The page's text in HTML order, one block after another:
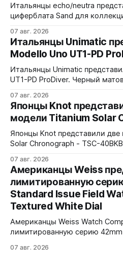
Итальянцы echo/neutra
циферблата Sand для
контрастирует с тёмным
керамики и титана Grade 2.
куполом, завинчивающаяся
водозащита 100 метров. Ремешки на выбор - чёрный
текстильный, чёрный
07 авг. 2026
Итальянцы Unimatic
Modello Uno UT1-PD
Итальянцы Unimatic
UT1-PD ProDiver. Черный матовый циферблат, безель с
стекло 2,5 мм с антибликом. Крышка с гравировкой
дайверской маски.
810H. Водозащита 300 метров. 40x41,5 мм Seiko
кварц На черном
07 авг. 2026
Японцы Knot
модели Titanium Solar
Японцы Knot представили
Solar Chronograph - TSC-
у TSC-40BKBKYE жёлтые
циферблате, у TSC-40BKYE -
циферблат. Логотип Knot
цвете. Часы продаются в
ремешком.
07 авг. 2026
Американцы Weiss
лимитированную
Standard Issue Field
Textured White Dial
Американцы Weiss Watch
лимитированную серию 42mm
честь пяти лет работы
07 авг. 2026